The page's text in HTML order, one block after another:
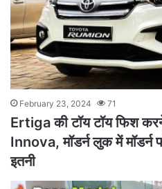
February 23, 2024 71
Ertiga की टॉय टॉय फिश
Innova, मॉडर्न लुक में मॉडर्न
इतनी